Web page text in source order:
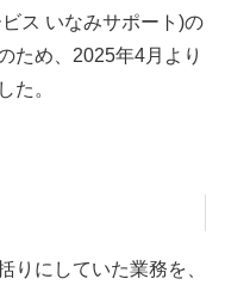
ス いなみサポート)の
ため、2025年4月より
た。
りにしていた業務を、